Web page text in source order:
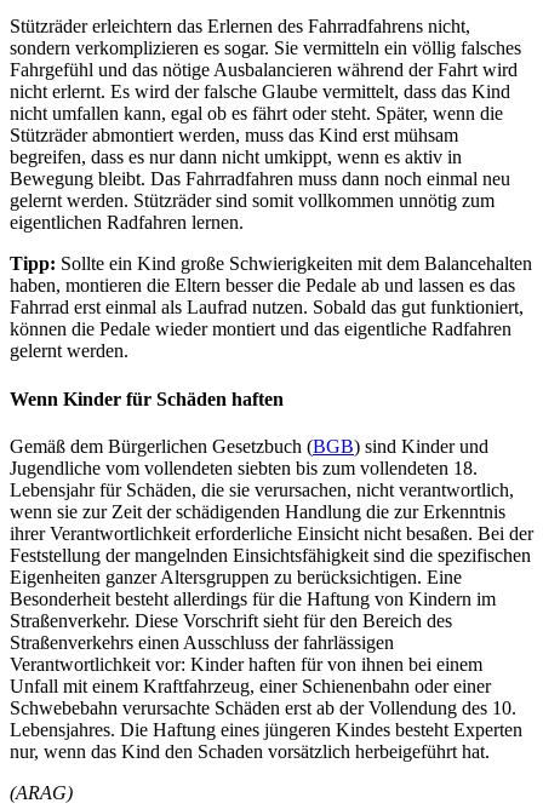
Stützräder erleichtern das Erlernen des Fahrradfahrens nicht,
sondern verkomplizieren es sogar. Sie vermitteln ein völlig falsches
Fahrgefühl und das nötige Ausbalancieren während der Fahrt wird
nicht erlernt. Es wird der falsche Glaube vermittelt, dass das Kind
nicht umfallen kann, egal ob es fährt oder steht. Später, wenn die
Stützräder abmontiert werden, muss das Kind erst mühsam
begreifen, dass es nur dann nicht umkippt, wenn es aktiv in
Bewegung bleibt. Das Fahrradfahren muss dann noch einmal neu
gelernt werden. Stützräder sind somit vollkommen unnötig zum
eigentlichen Radfahren lernen.
Tipp: Sollte ein Kind große Schwierigkeiten mit dem Balancehalten
haben, montieren die Eltern besser die Pedale ab und lassen es das
Fahrrad erst einmal als Laufrad nutzen. Sobald das gut funktioniert,
können die Pedale wieder montiert und das eigentliche Radfahren
gelernt werden.
Wenn Kinder für Schäden haften
Gemäß dem Bürgerlichen Gesetzbuch (BGB) sind Kinder und
Jugendliche vom vollendeten siebten bis zum vollendeten 18.
Lebensjahr für Schäden, die sie verursachen, nicht verantwortlich,
wenn sie zur Zeit der schädigenden Handlung die zur Erkenntnis
ihrer Verantwortlichkeit erforderliche Einsicht nicht besaßen. Bei der
Feststellung der mangelnden Einsichtsfähigkeit sind die spezifischen
Eigenheiten ganzer Altersgruppen zu berücksichtigen. Eine
Besonderheit besteht allerdings für die Haftung von Kindern im
Straßenverkehr. Diese Vorschrift sieht für den Bereich des
Straßenverkehrs einen Ausschluss der fahrlässigen
Verantwortlichkeit vor: Kinder haften für von ihnen bei einem
Unfall mit einem Kraftfahrzeug, einer Schienenbahn oder einer
Schwebebahn verursachte Schäden erst ab der Vollendung des 10.
Lebensjahres. Die Haftung eines jüngeren Kindes besteht Experten
nur, wenn das Kind den Schaden vorsätzlich herbeigeführt hat.
(ARAG)